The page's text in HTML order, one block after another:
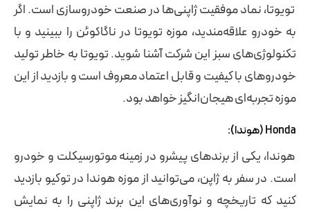
تویوتا، نماد موفقیت ژاپنی‌ها در صنعت خودروسازی است. اگر
به خودرو علاقه‌مندید، موزه تویوتا در ناگاکوئن را ببینید و با
تکنولوژی‌های سبز این شرکت آشنا شوید. تویوتا به خاطر تولید
خودروهای با کیفیت و قابل اعتماد معروف است و بازدید از این
موزه تجربه‌ای هیجان‌انگیز خواهد بود.
Honda (هوندا):
هوندا، یکی از برندهای پیشرو در زمینه موتورسیکلت و خودرو
است. در سفر به ژاپن، می‌توانید از موزه هوندا در توکیو بازدید
کنید که تاریخچه و نوآوری‌های این برند ژاپنی را به نمایش